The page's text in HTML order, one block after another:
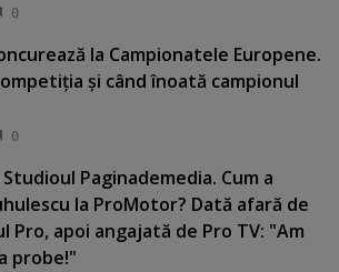
0
la Campionatele Europene.
şi când înoată campionul
0
Studioul Paginademedia. Cum a
la ProMotor? Dată afară de
Pro, apoi angajată de Pro TV: "Am
probe!"